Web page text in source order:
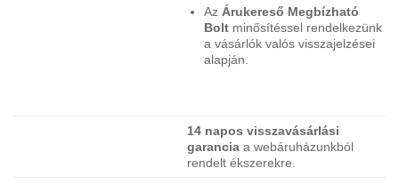
Az Árukereső Megbízható
Bolt minősítéssel rendelkezünk
a vásárlók valós visszajelzései
alapján.
14 napos visszavásárlási
garanciaa webáruházunkból
rendelt ékszerekre.